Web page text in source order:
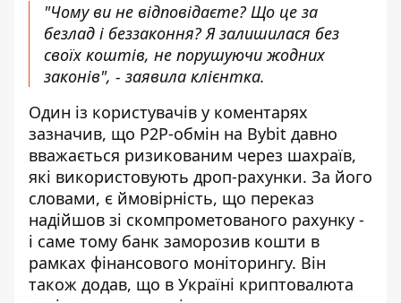
"Чому ви не відповідаєте? Що це за
безлад і беззаконня? Я залишилася без
своїх коштів, не порушуючи жодних
законів", - заявила клієнтка.
Один із користувачів у коментарях
зазначив, що P2P-обмін на Bybit давно
вважається ризикованим через шахраїв,
які використовують дроп-рахунки. За його
словами, є ймовірність, що переказ
надійшов зі скомпрометованого рахунку -
і саме тому банк заморозив кошти в
рамках фінансового моніторингу. Він
також додав, що в Україні криптовалюта